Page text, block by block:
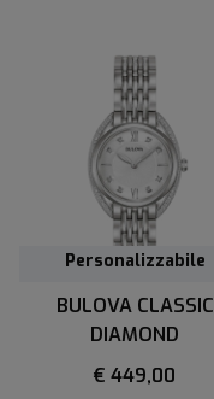
Personalizzabile
BULOVA CLASSIC
DIAMOND
€ 449,00